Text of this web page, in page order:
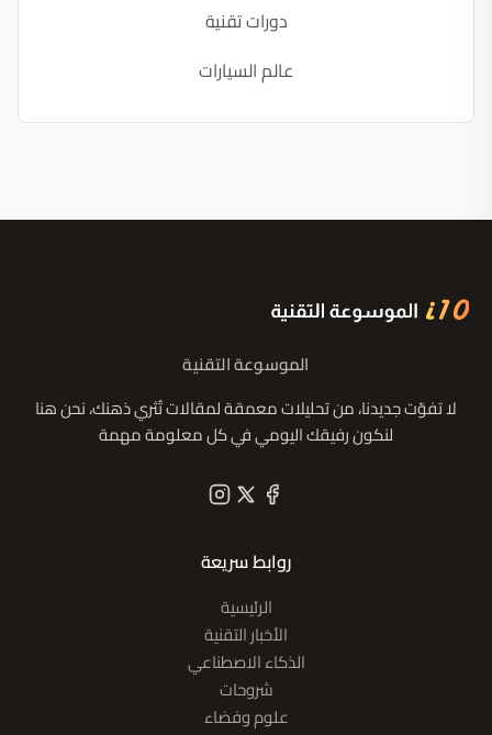
دورات تقنية
عالم السيارات
الموسوعة التقنية
لا تفوّت جديدنا، من تحليلات معمقة لمقالات تُثري ذهنك، نحن هنا
لنكون رفيقك اليومي في كل معلومة مهمة
روابط سريعة
الرئيسية
الأخبار التقنية
الذكاء الاصطناعي
شروحات
علوم وفضاء